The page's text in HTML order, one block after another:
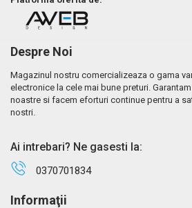
Despre Noi
Magazinul nostru comercializeaza o gama
electronice la cele mai bune preturi.
noastre si facem eforturi continue pentru a
nostri.
Ai intrebari? Ne gasesti la:
0370701834
Informaţii